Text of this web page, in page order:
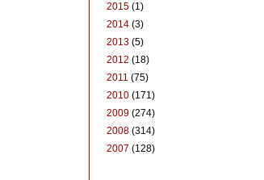
2015 (1)
2014 (3)
2013 (5)
2012 (18)
2011 (75)
2010 (171)
2009 (274)
2008 (314)
2007 (128)